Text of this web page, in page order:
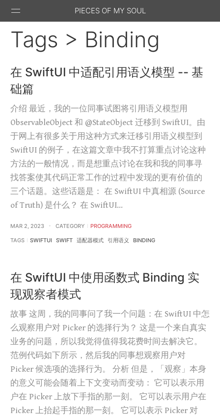
PIECES OF MY SOUL
Tags > Binding
在 SwiftUI 中适配引用语义模型 -- 基
础篇
介绍 最近，我的一位同事试图将引用语义模型用
ObservableObject 和 @StateObject 迁移到 SwiftUI。由
于网上有很多关于用这种方式来迁移引用语义模型到
SwiftUI 的例子，在这篇文章中我不打算重点讨论这种
方法的一般情况，而是想重点讨论在我和我的同事寻
找答案使其代码正常工作的过程中发现的更有价值的
三个话题。这些话题是： 在 SwiftUI 中真相源 (Source
of Truth) 是什么？ 在 SwiftUI…
MAR 2, 2023 CATEGORY PROGRAMMING
TAGS SWIFTUI SWIFT 适配器模式 引用语义 BINDING
在 SwiftUI 中使用函数式 Binding 实
现观察者模式
故事 这周，我的同事问了我一个问题：在 SwiftUI 中怎
么观察用户对 Picker 的选择行为？ 这是一个来自真实
业务的问题，所以我觉得值得我花费时间去解决它。
范例代码如下所示，然后我的同事想观察用户对
Picker 候选项的选择行为。 分析 但是，「观察」本身
的意义可能会随着上下文变动而变动： 它可以表示用
户在 Picker 上放下手指的那一刻。 它可以表示用户在
Picker 上抬起手指的那一刻。 它可以表示 Picker 对